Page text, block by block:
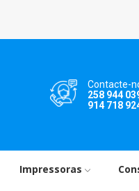
Contacte-
258 944
914 718
Impressoras